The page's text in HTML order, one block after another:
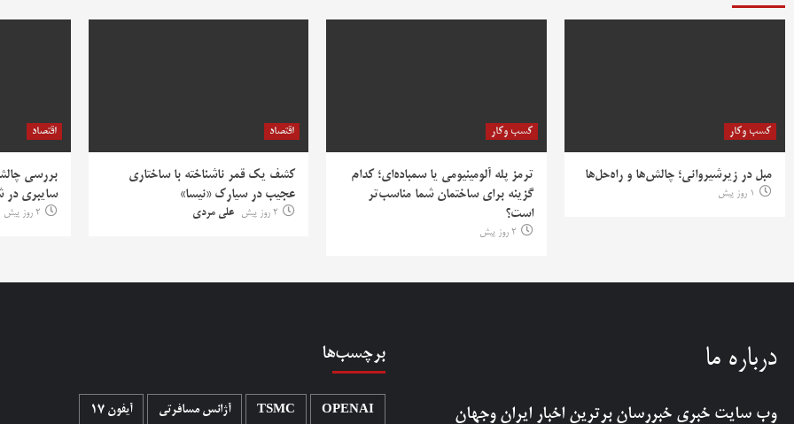
کسب وکار
مبل در زیرشیروانی؛ چالش‌ها و راه‌حل‌ها
1 روز پیش
کسب وکار
ترمز پله آلومینیومی یا سمباده‌ای؛ کدام
گزینه برای ساختمان شما مناسب‌تر
است؟
2 روز پیش
اقتصاد
کشف یک قمر ناشناخته با ساختاری
عجیب در سیارک «نیسا»
2 روز پیش علی مردی
اقتصاد
بررسی
سایبری در
2 روز پیش
درباره ما
وب سایت خبری خبررسان برترین اخبار ایران وجهان
برچسب‌ها
OPENAI
TSMC آژانس مسافرتی آیفون 17